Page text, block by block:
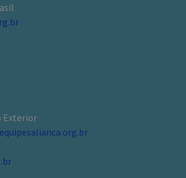
Exterior